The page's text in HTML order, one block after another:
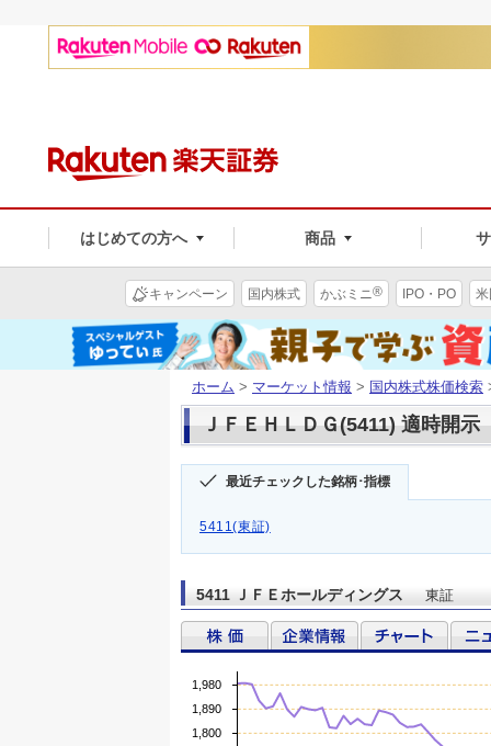
はじめての方へ 商品
キャンペーン 国内株式 かぶミニ® IPO・PO
ホーム > マーケット情報 > 国内株式株価検索
ＪＦＥＨＬＤＧ(5411) 適時開示
最近チェックした銘柄･指標
5411(東証)
5411 ＪＦＥホールディングス 東証